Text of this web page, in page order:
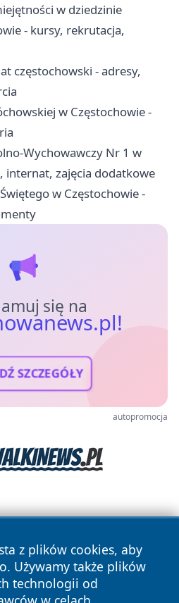
w dziedzinie
- kursy, rekrutacja,
częstochowski - adresy,
w Częstochowie -
Wychowawczy Nr 1 w
internat, zajęcia dodatkowe
w Częstochowie -
się na
SZCZEGÓŁY
autopromocja
z plików cookies, aby
Używamy także plików
technologii od
Wszystkie prawa